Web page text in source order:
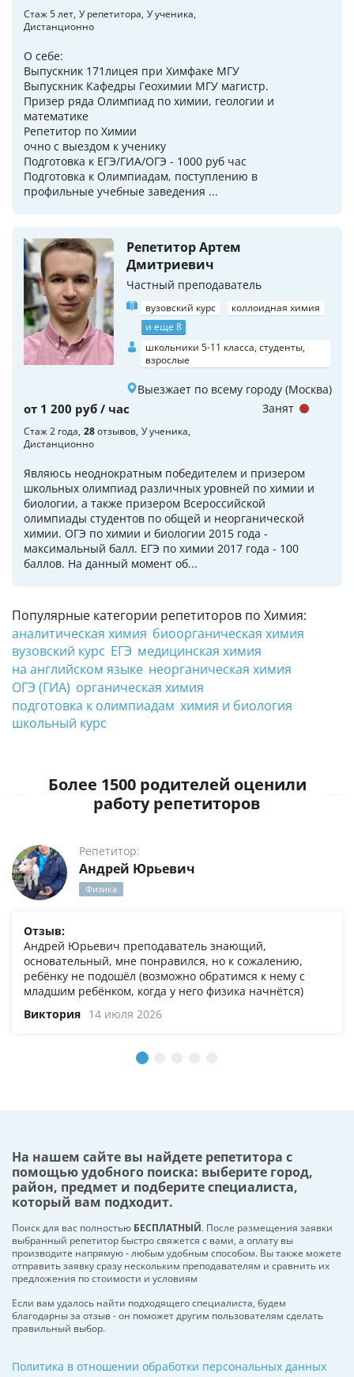
Популярные категории репетиторов по Химия:
аналитическая химия биоорганическая химия
вузовский курс ЕГЭ медицинская химия
на английском языке неорганическая химия
ОГЭ (ГИА) органическая химия
подготовка к олимпиадам химия и биология
школьный курс
Стаж 5 лет У репетитора У ученика
Дистанционно
О себе:
Выпускник 171лицея при Химфаке МГУ
Выпускник Кафедры Геохимии МГУ магистр.
Призер ряда Олимпиад по химии, геологии и
математике
Репетитор по Химии
очно с выездом к ученику
Подготовка к ЕГЭ/ГИА/ОГЭ - 1000 руб час
Подготовка к Олимпиадам, поступлению в
профильные учебные заведения ...
Репетитор Артем
Дмитриевич
Частный преподаватель
вузовский курс
коллоидная химия
и еще 8
школьники 5-11 класса, студенты,
взрослые
Выезжает по всему городу (Москва)
от 1 200 руб / час
Стаж 2 года 28отзывов У ученика
Дистанционно
Являюсь неоднократным победителем и призером
школьных олимпиад различных уровней по химии и
биологии, а также призером Всероссийской
олимпиады студентов по общей и неорганической
химии. ОГЭ по химии и биологии 2015 года -
максимальный балл. ЕГЭ по химии 2017 года - 100
баллов. На данный момент об...
Занят
Более 1500 родителей оценили
работу репетиторов
Репетитор:
Андрей Юрьевич
Физика
Отзыв:
Андрей Юрьевич преподаватель знающий,
основательный, мне понравился, но к сожалению,
ребёнку не подошёл (возможно обратимся к нему с
младшим ребёнком, когда у него физика начнётся)
Виктория 14 июля 2026
На нашем сайте вы найдете репетитора с
помощью удобного поиска: выберите город,
район, предмет и подберите специалиста,
который вам подходит.
Поиск для вас полностью БЕСПЛАТНЫЙ. После размещения заявки
выбранный репетитор быстро свяжется с вами, а оплату вы
производите напрямую - любым удобным способом. Вы также можете
отправить заявку сразу нескольким преподавателям и сравнить их
предложения по стоимости и условиям
Если вам удалось найти подходящего специалиста, будем
благодарны за отзыв - он поможет другим пользователям сделать
правильный выбор.
Политика в отношении обработки персональных данных